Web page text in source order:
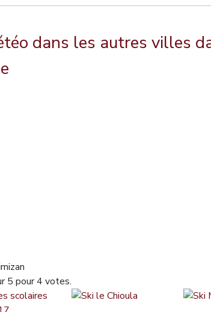
dans les autres villes
5 pour4 votes.